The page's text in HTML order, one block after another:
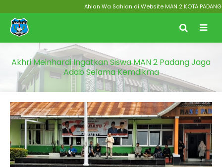
Ahlan Wa Sahlan di Website MAN 2 KOTA PADANG
Akhri Meinhardi Ingatkan Siswa MAN 2 Padang Jaga
Adab Selama Kemdikma